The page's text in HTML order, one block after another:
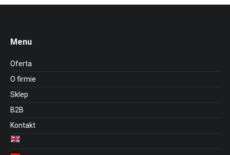
Menu
Oferta
O firmie
Sklep
B2B
Kontakt